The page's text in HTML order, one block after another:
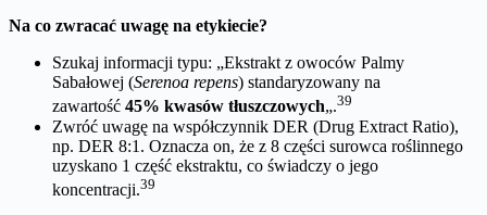
Na co zwracać uwagę na etykiecie?
Szukaj informacji typu: „Ekstrakt z owoców Palmy
Sabałowej (Serenoa repens) standaryzowany na
zawartość 45% kwasów tłuszczowych„.39
Zwróć uwagę na współczynnik DER (Drug Extract Ratio),
np. DER 8:1. Oznacza on, że z 8 części surowca roślinnego
uzyskano 1 część ekstraktu, co świadczy o jego
koncentracji.39